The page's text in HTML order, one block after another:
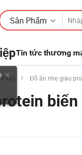
Sản Phẩm
Tin tức thương
biến
Khác Đồ ăn nhẹ giàu